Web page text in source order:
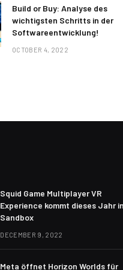
Build or Buy: Analyse des
wichtigsten Schritts in der
Softwareentwicklung!
OCTOBER 4, 2022
Squid Game Multiplayer VR
Experience kommt dieses Jahr
Sandbox
DECEMBER 9, 2022
Meta öffnet Horizon Worlds für